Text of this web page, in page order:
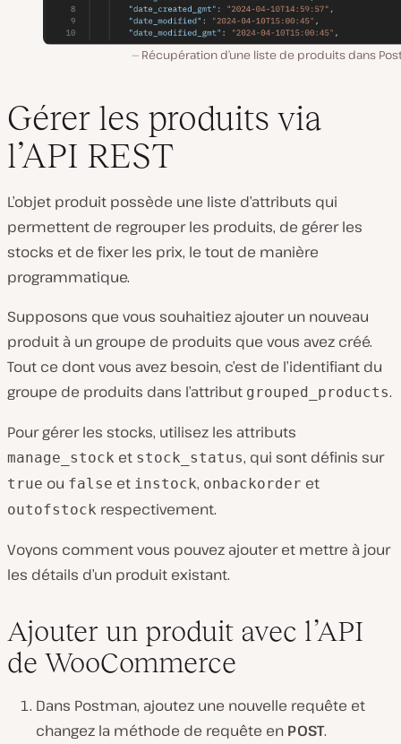
Récupération d’une liste de produits dans
Gérer les produits via
l’API REST
L’objet produit possède une liste d’attributs qui
permettent de regrouper les produits, de gérer les
stocks et de fixer les prix, le tout de manière
programmatique.
Supposons que vous souhaitiez ajouter un nouveau
produit à un groupe de produits que vous avez créé.
Tout ce dont vous avez besoin, c’est de l’identifiant du
groupe de produits dans l’attribut grouped_products.
Pour gérer les stocks, utilisez les attributs
manage_stock et stock_status, qui sont définis sur
true ou false et instock, onbackorder et
outofstock respectivement.
Voyons comment vous pouvez ajouter et mettre à jour
les détails d’un produit existant.
Ajouter un produit avec l’API
de WooCommerce
Dans Postman, ajoutez une nouvelle requête et
changez la méthode de requête en POST.